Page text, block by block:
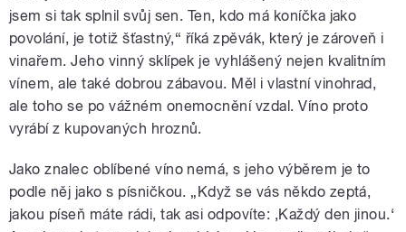
jsem si tak splnil svůj sen. Ten, kdo má koníčka jako
povolání, je totiž šťastný,“ říká zpěvák, který je zároveň i
vinařem. Jeho vinný sklípek je vyhlášený nejen kvalitním
vínem, ale také dobrou zábavou. Měl i vlastní vinohrad,
ale toho se po vážném onemocnění vzdal. Víno proto
vyrábí z kupovaných hroznů.
Jako znalec oblíbené víno nemá, s jeho výběrem je to
podle něj jako s písničkou. „Když se vás někdo zeptá,
jakou píseň máte rádi, tak asi odpovíte: ‚Každý den jinou.‘